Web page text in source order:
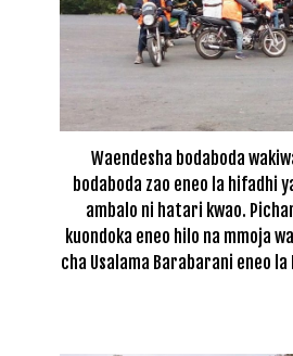
Waendesha bodaboda
bodaboda zao eneo la hifadhi
ambalo ni hatari kwao.
kuondoka eneo hilo na mmoja
cha Usalama Barabarani eneo la